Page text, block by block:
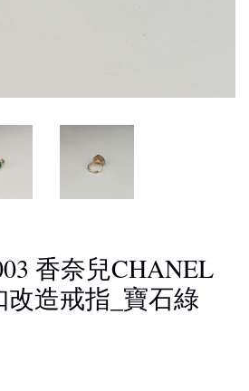
香奈兒CHANEL
造戒指_寶石綠